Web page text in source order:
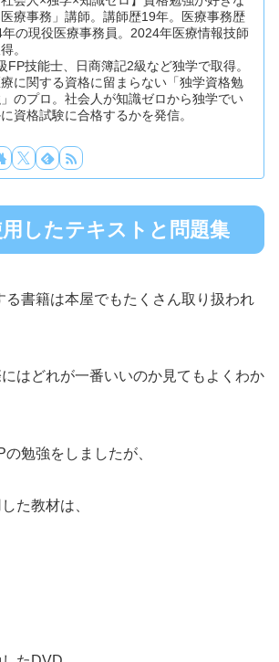
医療事務」講師。講師歴19年。医療事務歴
年の現役医療事務員。2024年医療情報技師
。
FP技能士、日商簿記2級など独学で取得。
に関する資格に留まらない「独学資格勉
のプロ。社会人が知識ゼロから独学でい
資格試験に合格するかを発信。
したテキストと問題集
る書籍は本屋でもたくさん取り扱われ
はどれが一番いいのか見てもよくわか
勉強をしましたが、
た教材は、